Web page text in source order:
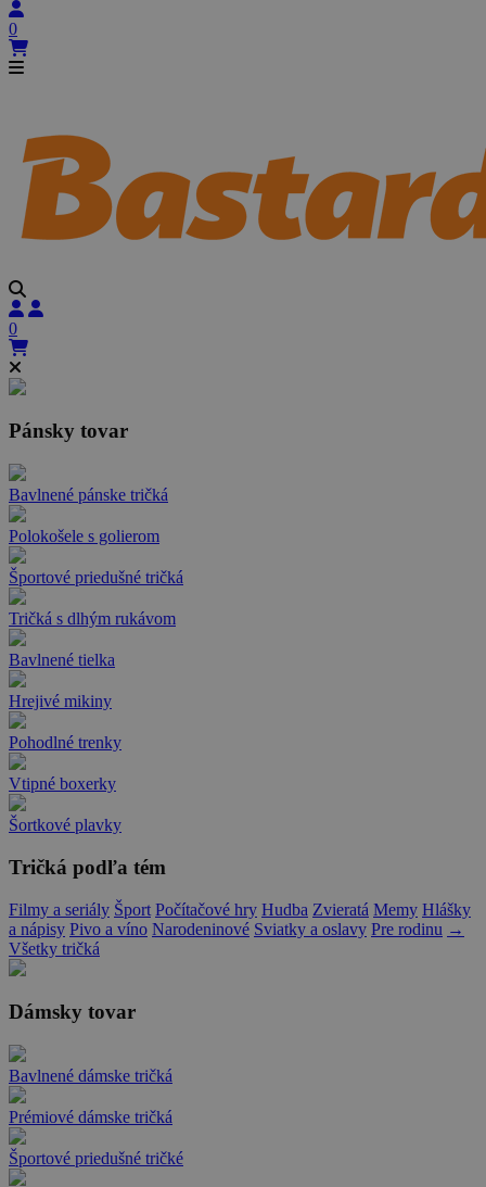
0
0
Pánsky tovar
Bavlnené pánske tričká
Polokošele s golierom
Športové priedušné tričká
Tričká s dlhým rukávom
Bavlnené tielka
Hrejivé mikiny
Pohodlné trenky
Vtipné boxerky
Šortkové plavky
Tričká podľa tém
Filmy a seriály Šport Počítačové hry Hudba Zvieratá Memy Hlášky
a nápisy Pivo a víno Narodeninové Sviatky a oslavy Pre rodinu →
Všetky tričká
Dámsky tovar
Bavlnené dámske tričká
Prémiové dámske tričká
Športové priedušné tričké